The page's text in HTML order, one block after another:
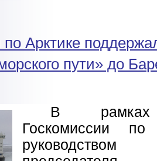
по Арктике
пути» до
В рамках
Госкомиссии
руководством